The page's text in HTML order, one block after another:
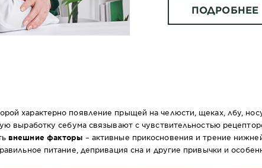
ПОДРОБНЕЕ
характерно появление прыщей на челюсти, щеках, лбу,
выработку себума связывают с чувствительностью
внешние факторы – активные прикосновения и трение
питание, депривация сна и другие привычки и